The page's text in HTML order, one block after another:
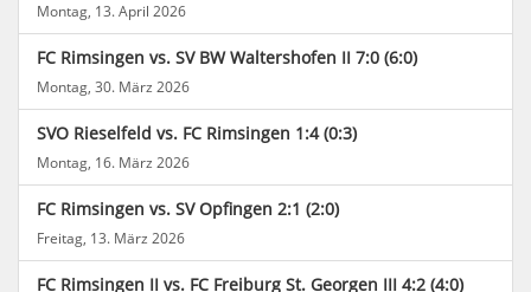
Montag, 13. April 2026
FC Rimsingen vs. SV BW Waltershofen II 7:0 (6:0)
Montag, 30. März 2026
SVO Rieselfeld vs. FC Rimsingen 1:4 (0:3)
Montag, 16. März 2026
FC Rimsingen vs. SV Opfingen 2:1 (2:0)
Freitag, 13. März 2026
FC Rimsingen II vs. FC Freiburg St. Georgen III 4:2 (4:0)